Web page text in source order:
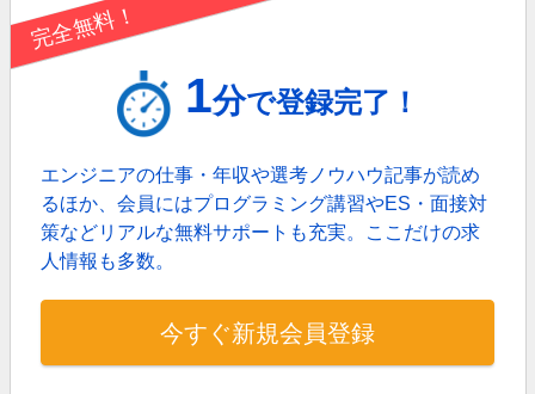
完全無料！
1分で登録完了！
エンジニアの仕事・年収や選考ノウハウ記事が読め
るほか、会員にはプログラミング講習やES・面接対
策などリアルな無料サポートも充実。 ここだけの求
人情報も多数。
今すぐ新規会員登録